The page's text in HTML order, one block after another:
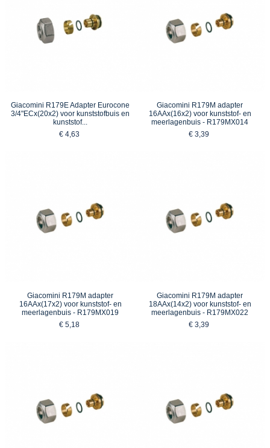
Giacomini R179E Adapter Eurocone
3/4"ECx(20x2) voor kunststofbuis en
kunststof...
€ 4,63
Giacomini R179M adapter
16AAx(16x2) voor kunststof- en
meerlagenbuis - R179MX014
€ 3,39
Giacomini R179M adapter
16AAx(17x2) voor kunststof- en
meerlagenbuis - R179MX019
€ 5,18
Giacomini R179M adapter
18AAx(14x2) voor kunststof- en
meerlagenbuis - R179MX022
€ 3,39